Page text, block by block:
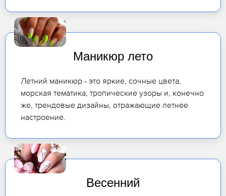
Маникюр лето
Летний маникюр - это яркие, сочные цвета,
морская тематика, тропические узоры и, конечно
же, трендовые дизайны, отражающие летнее
настроение.
Весенний